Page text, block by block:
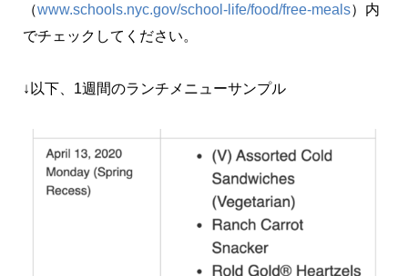
（www.schools.nyc.gov/school-life/food/free-meals）内
でチェックしてください。
↓以下、1週間のランチメニューサンプル